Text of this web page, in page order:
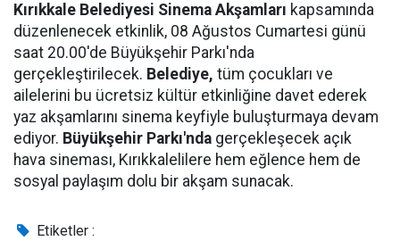
Kırıkkale Belediyesi Sinema Akşamları kapsamında
düzenlenecek etkinlik, 08 Ağustos Cumartesi günü
saat 20.00'de Büyükşehir Parkı'nda
gerçekleştirilecek. Belediye, tüm çocukları ve
ailelerini bu ücretsiz kültür etkinliğine davet ederek
yaz akşamlarını sinema keyfiyle buluşturmaya devam
ediyor. Büyükşehir Parkı'nda gerçekleşecek açık
hava sineması, Kırıkkalelilere hem eğlence hem de
sosyal paylaşım dolu bir akşam sunacak.
Etiketler :